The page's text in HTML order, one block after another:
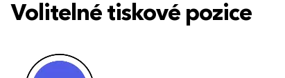
Volitelné tiskové pozice